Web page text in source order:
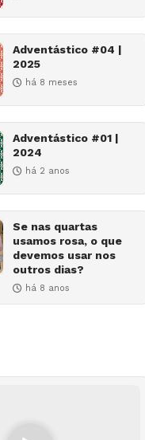
Adventástico #04 |
2025
há 8 meses
Adventástico #01 |
2024
há 2 anos
Se nas quartas
usamos rosa, o que
devemos usar nos
outros dias?
há 8 anos